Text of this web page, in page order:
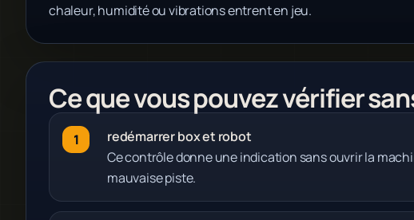
chaleur, humidité ou vibrations entrent en jeu.
Ce que vous pouvez vérifier
redémarrer box et robot
Ce contrôle donne une indication sans ouvrir la
mauvaise piste.